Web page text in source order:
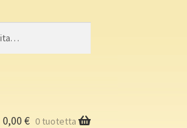
0,00 € 0 tuotetta